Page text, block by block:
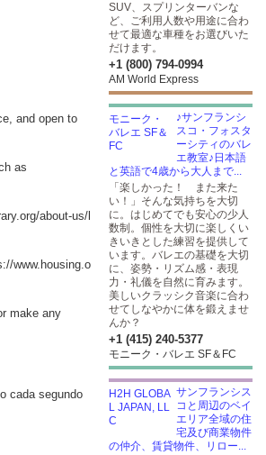
and open to
as
about-us/l
www.housing.o
make any
cada segundo
SUV、スプリンターバンな
ど、ご利用人数や用途に合わ
せて最適な車種をお選びいた
だけます。
+1 (800) 794-0994
AM World Express
♪サンフランシ
スコ・フォスタ
ーシティのバレ
エ教室♪日本語
と英語で4歳から大人まで...
「楽しかった！ また来た
い！」そんな気持ちを大切
に。はじめてでも安心の少人
数制。個性を大切に楽しくい
きいきとした練習を提供して
います。バレエの基礎を大切
に、姿勢・リズム感・表現
力・礼儀を自然に育みます。
美しいクラッシク音楽に合わ
せてしなやかに体を鍛えませ
んか？
+1 (415) 240-5377
モニーク・バレエ SF＆FC
サンフランシス
コと周辺のベイ
エリア全域の住
宅及び商業物件
の仲介、賃貸物件、リロー...